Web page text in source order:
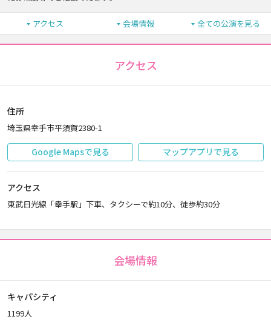
アクセス 会場情報 全ての公演を見る
アクセス
住所
埼玉県幸手市平須賀2380-1
Google Mapsで見る マップアプリで見る
アクセス
東武日光線「幸手駅」下車、タクシーで約10分、徒歩約30分
会場情報
キャパシティ
1199人